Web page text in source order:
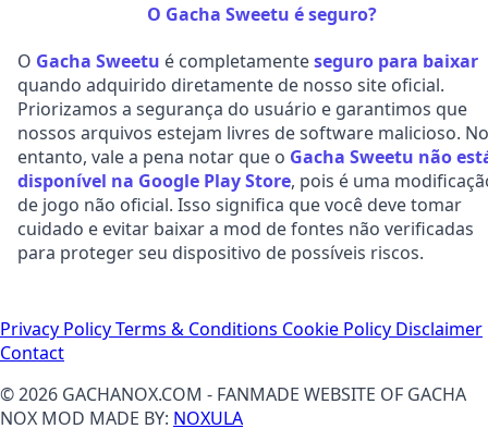
O Gacha Sweetu é seguro?
O Gacha Sweetu é completamenteseguro para baixar
quando adquirido diretamente de nosso site oficial.
Priorizamos a segurança do usuário e garantimos que
nossos arquivos estejam livres de software malicioso. No
entanto, vale a pena notar que o Gacha Sweetu não
disponível na Google Play Store, pois é uma
de jogo não oficial. Isso significa que você deve tomar
cuidado e evitar baixar a mod de fontes não verificadas
para proteger seu dispositivo de possíveis riscos.
Privacy PolicyTerms & Conditions Cookie Policy Disclaimer
Contact
© 2026 GACHANOX.COM - FANMADE WEBSITE OF GACHA
NOX MOD MADE BY: NOXULA